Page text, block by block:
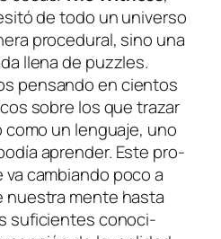
de to­do un uni­ver­so
pro­ce­du­ral, sino una
lle­na de puzz­les.
pen­san­do en cien­tos
so­bre los que tra­zar
un len­gua­je, uno
apren­der. Este pro­
cam­bian­do po­co a
nues­tra men­te has­ta
su­fi­cien­tes co­no­ci­